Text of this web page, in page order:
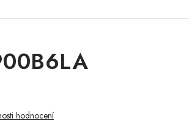
hodnocení